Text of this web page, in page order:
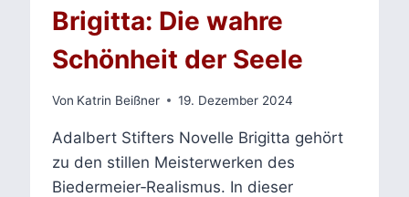
Brigitta: Die wahre
Schönheit der Seele
Von Katrin Beißner 19. Dezember 2024
Adalbert Stifters Novelle Brigitta gehört
zu den stillen Meisterwerken des
Biedermeier‑Realismus. In dieser